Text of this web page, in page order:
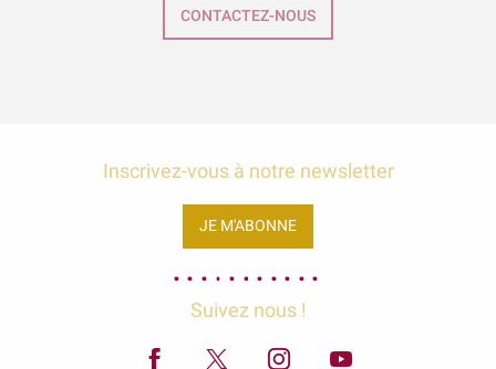
CONTACTEZ-NOUS
Inscrivez-vous à notre newsletter
JE M'ABONNE
Suivez nous !